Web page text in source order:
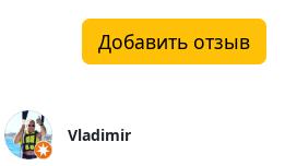
Добавить отзыв
Vladimir